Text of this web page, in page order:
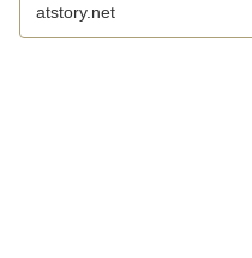
atstory.net